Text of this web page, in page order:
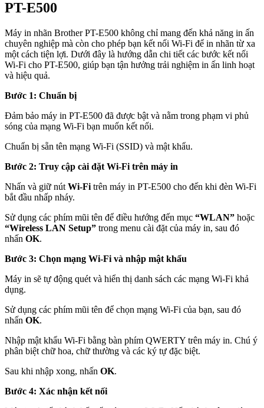
PT-E500
Máy in nhãn Brother PT-E500 không chỉ mang đến khả năng in ấn
chuyên nghiệp mà còn cho phép bạn kết nối Wi-Fi để in nhãn từ xa
một cách tiện lợi. Dưới đây là hướng dẫn chi tiết các bước kết nối
Wi-Fi cho PT-E500, giúp bạn tận hưởng trải nghiệm in ấn linh hoạt
và hiệu quả.
Bước 1: Chuẩn bị
Đảm bảo máy in PT-E500 đã được bật và nằm trong phạm vi phủ
sóng của mạng Wi-Fi bạn muốn kết nối.
Chuẩn bị sẵn tên mạng Wi-Fi (SSID) và mật khẩu.
Bước 2: Truy cập cài đặt Wi-Fi trên máy in
Nhấn và giữ nút Wi-Fi trên máy in PT-E500 cho đến khi đèn Wi-Fi
bắt đầu nhấp nháy.
Sử dụng các phím mũi tên để điều hướng đến mục “WLAN” hoặc
“Wireless LAN Setup” trong menu cài đặt của máy in, sau đó
nhấn OK.
Bước 3: Chọn mạng Wi-Fi và nhập mật khẩu
Máy in sẽ tự động quét và hiển thị danh sách các mạng Wi-Fi khả
dụng.
Sử dụng các phím mũi tên để chọn mạng Wi-Fi của bạn, sau đó
nhấn OK.
Nhập mật khẩu Wi-Fi bằng bàn phím QWERTY trên máy in. Chú ý
phân biệt chữ hoa, chữ thường và các ký tự đặc biệt.
Sau khi nhập xong, nhấn OK.
Bước 4: Xác nhận kết nối